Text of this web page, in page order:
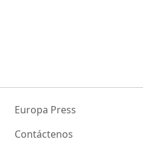
Europa Press
Contáctenos